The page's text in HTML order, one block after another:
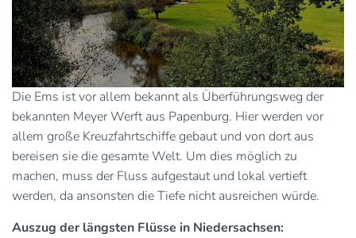
Die Ems ist vor allem bekannt als Überführungsweg der
bekannten Meyer Werft aus Papenburg. Hier werden vor
allem große Kreuzfahrtschiffe gebaut und von dort aus
bereisen sie die gesamte Welt. Um dies möglich zu
machen, muss der Fluss aufgestaut und lokal vertieft
werden, da ansonsten die Tiefe nicht ausreichen würde.
Auszug der längsten Flüsse in Niedersachsen: